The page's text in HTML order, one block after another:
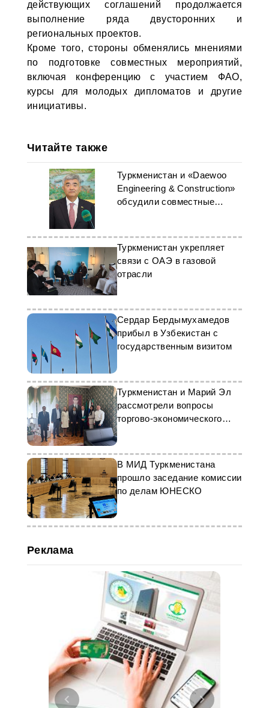
действующих соглашений продолжается
выполнение ряда двусторонних и
региональных проектов.
Кроме того, стороны обменялись мнениями
по подготовке совместных мероприятий,
включая конференцию с участием ФАО,
курсы для молодых дипломатов и другие
инициативы.
Читайте также
Туркменистан и «Daewoo
Engineering & Construction»
обсудили совместные
Туркменистан укрепляет
связи с ОАЭ в газовой
отрасли
Сердар Бердымухамедов
прибыл в Узбекистан с
государственным визитом
Туркменистан и Марий Эл
рассмотрели вопросы
торгово-экономического
партнерства
В МИД Туркменистана
прошло заседание комиссии
по делам ЮНЕСКО
Реклама